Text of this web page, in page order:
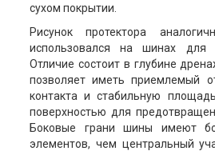
сухом покрытии.
Рисунок протектора
использовался на шинах
Отличие состоит в глубине
позволяет иметь приемлемый
контакта и стабильную
поверхностью для
Боковые грани шины имеют
элементов, чем центральный